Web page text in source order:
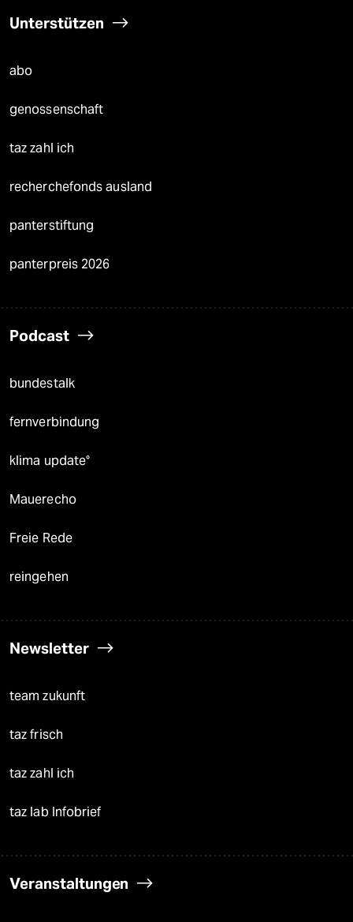
Unterstützen
abo
genossenschaft
taz zahl ich
recherchefonds ausland
panterstiftung
panterpreis 2026
Podcast
bundestalk
fernverbindung
klima update°
Mauerecho
Freie Rede
reingehen
Newsletter
team zukunft
taz frisch
taz zahl ich
taz lab Infobrief
Veranstaltungen